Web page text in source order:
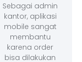
Sebagai admin
kantor, aplikasi
mobile sangat
membantu
karena order
bisa dilakukan